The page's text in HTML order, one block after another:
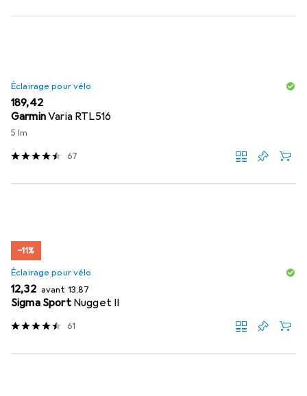
Éclairage pour vélo
EUR
189,42
GarminVaria RTL516
5 lm
67
−11%
Éclairage pour vélo
EUR
12,32 avant EUR
13,87
Sigma Sport Nugget II
61